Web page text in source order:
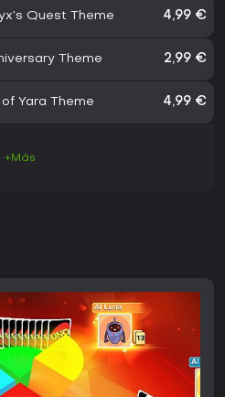
Quest Theme 4,99 €
Theme 2,99 €
Yara Theme 4,99 €
+Más